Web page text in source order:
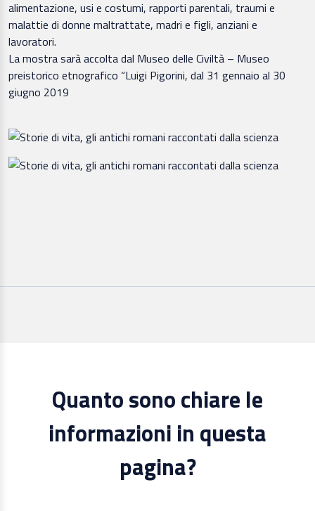
alimentazione, usi e costumi, rapporti parentali, traumi e
malattie di donne maltrattate, madri e figli, anziani e
lavoratori.
La mostra sarà accolta dal Museo delle Civiltà – Museo
preistorico etnografico “Luigi Pigorini, dal 31 gennaio al 30
giugno 2019
Quanto sono chiare le
informazioni in questa
pagina?